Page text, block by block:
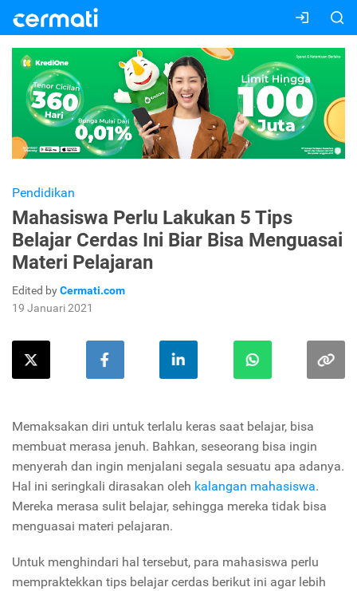
Pendidikan
Mahasiswa Perlu Lakukan 5 Tips
Belajar Cerdas Ini Biar Bisa Menguasai
Materi Pelajaran
Edited byCermati.com
19 Januari 2021
Memaksakan diri untuk terlalu keras saat belajar, bisa
membuat merasa jenuh. Bahkan, seseorang bisa ingin
menyerah dan ingin menjalani segala sesuatu apa adanya.
Hal ini seringkali dirasakan oleh kalangan mahasiswa.
Mereka merasa sulit belajar, sehingga mereka tidak bisa
menguasai materi pelajaran.
Untuk menghindari hal tersebut, para mahasiswa perlu
mempraktekkan tips belajar cerdas berikut ini agar lebih